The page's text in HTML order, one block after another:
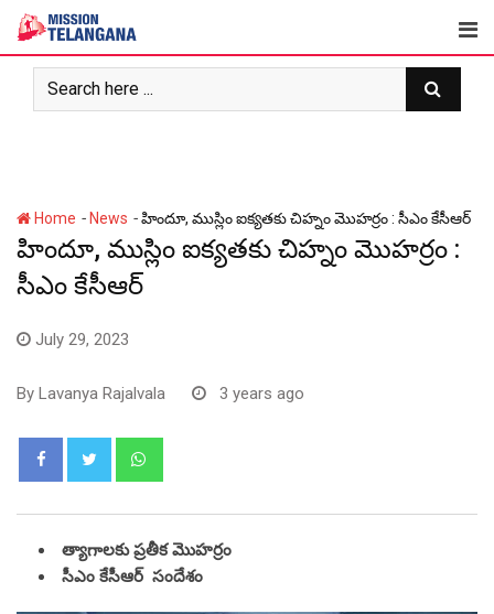
Skip
content
Home - News -హిందూ, ముస్లిం ఐక్యతకు చిహ్నం మొహర్రం : సీఎం కేసీఆర్
హిందూ, ముస్లిం ఐక్యతకు చిహ్నం మొహర్రం :
సీఎం కేసీఆర్
July 29, 2023
By Lavanya Rajalvala 3 years ago
త్యాగాలకు ప్రతీక మొహర్రం
సీఎం కేసీఆర్ సందేశం